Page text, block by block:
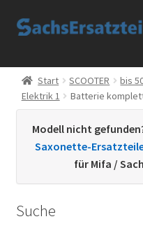
Zur
Zum
Start
AGB
Datenschutzerklärung
Kontakt
Start SCOOTER bis
Elektrik 1
Batterie
Modell nicht
Saxonette-
für Mifa /
Suche